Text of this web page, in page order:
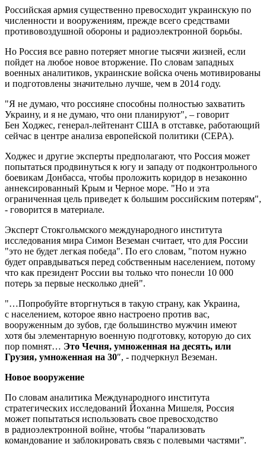
Российская армия существенно превосходит украинскую по
численности и вооружениям, прежде всего средствами
противовоздушной обороны и радиоэлектронной борьбы.
Но Россия все равно потеряет многие тысячи жизней, если
пойдет на любое новое вторжение. По словам западных
военных аналитиков, украинские войска очень мотивированы
и подготовлены значительно лучше, чем в 2014 году.
"Я не думаю, что россияне способны полностью захватить
Украину, и я не думаю, что они планируют", – говорит
Бен Ходжес, генерал-лейтенант США в отставке, работающий
сейчас в центре анализа европейской политики (CEPA).
Ходжес и другие эксперты предполагают, что Россия может
попытаться продвинуться к югу и западу от подконтрольного
боевикам Донбасса, чтобы проложить коридор в незаконно
аннексированный Крым и Черное море. "Но и эта
ограниченная цель приведет к большим российским потерям",
- говорится в материале.
Эксперт Стокгольмского международного института
исследования мира Симон Веземан считает, что для России
"это не будет легкая победа". По его словам, "потом нужно
будет оправдываться перед собственным населением, потому
что как президент России вы только что понесли 10 000
потерь за первые несколько дней".
"…Попробуйте вторгнуться в такую ​​страну, как Украина,
с населением, которое явно настроено против вас,
вооруженным до зубов, где большинство мужчин имеют
хотя бы элементарную военную подготовку, которую до сих
пор помнят… Это Чечня, умноженная на десять, или
Грузия, умноженная на 30″, - подчеркнул Веземан.
Новое вооружение
По словам аналитика Международного института
стратегических исследований Йоханна Мишеля, Россия
может попытаться использовать свое превосходство
в радиоэлектронной войне, чтобы “парализовать
командование и заблокировать связь с полевыми частями”.